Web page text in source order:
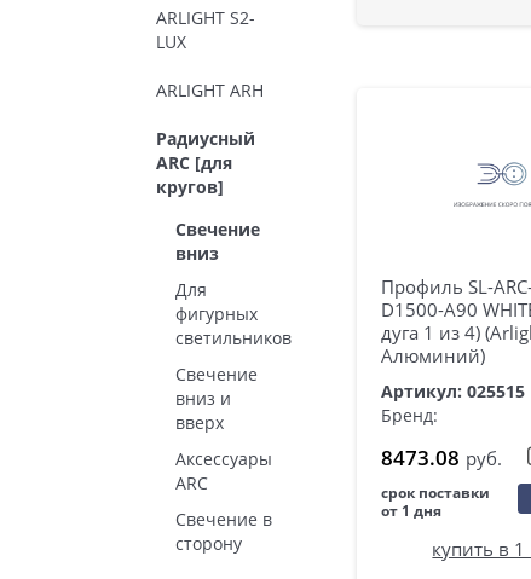
ARLIGHT S2-
LUX
ARLIGHT ARH
Радиусный
ARC [для
кругов]
Свечение
вниз
Для
фигурных
светильников
Свечение
вниз и
вверх
Аксессуары
ARC
Свечение в
сторону
Профиль SL-
D1500-A90
дуга 1 из 4)
Алюминий)
Артикул: 025515
Бренд:
8473.08 руб.
срок поставки
от 1 дня
купить в 1